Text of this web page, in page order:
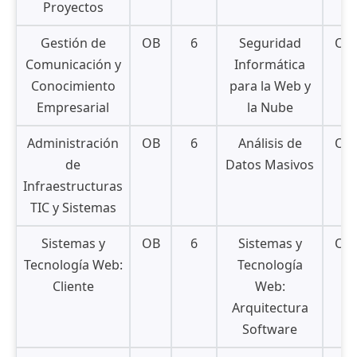
Proyectos
Gestión de
Comunicación y
Conocimiento
Empresarial
OB 6
Seguridad
Informática
para la Web y
la Nube
OB
Administración
de
Infraestructuras
TIC y Sistemas
OB 6
Análisis de
Datos Masivos
OB
Sistemas y
Tecnología Web:
Cliente
OB 6
Sistemas y
Tecnología
Web:
Arquitectura
Software
OB